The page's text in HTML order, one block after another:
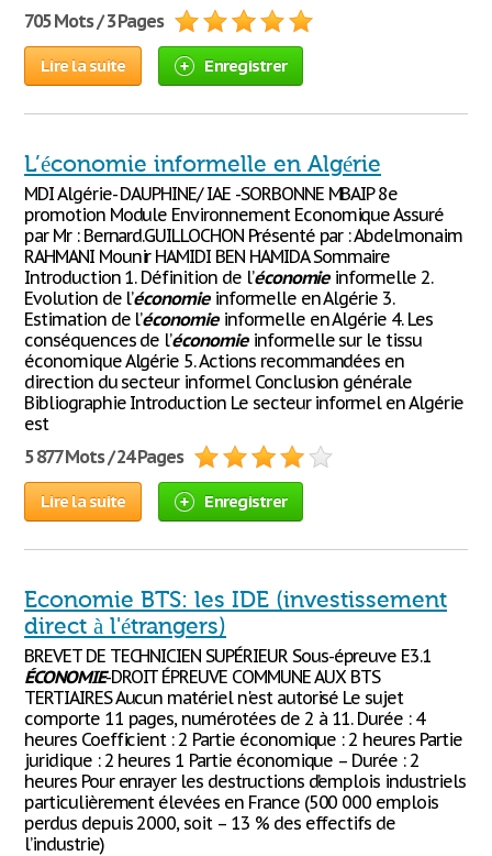
705 Mots / 3 Pages
Lire la suite Enregistrer
L’économie informelle en Algérie
MDI Algérie- DAUPHINE/ IAE -SORBONNE MBAIP 8e
promotion Module Environnement Economique Assuré
par Mr : Bernard.GUILLOCHON Présenté par : Abdelmonaim
RAHMANI Mounir HAMIDI BEN HAMIDA Sommaire
Introduction 1. Définition de l’économieinformelle 2.
Evolution de l’économieinformelle en Algérie 3.
Estimation de l’économieinformelle en Algérie 4. Les
conséquences de l’économieinformelle sur le tissu
économique Algérie 5. Actions recommandées en
direction du secteur informel Conclusion générale
Bibliographie Introduction Le secteur informel en Algérie
est
5 877 Mots / 24 Pages
Lire la suite Enregistrer
Economie BTS: les IDE (investissement
direct à l'étrangers)
BREVET DE TECHNICIEN SUPÉRIEUR Sous-épreuve E3.1
ÉCONOMIE-DROIT ÉPREUVE COMMUNE AUX BTS
TERTIAIRES Aucun matériel n'est autorisé Le sujet
comporte 11 pages, numérotées de 2 à 11. Durée : 4
heures Coefficient : 2 Partie économique : 2 heures Partie
juridique : 2 heures 1 Partie économique – Durée : 2
heures Pour enrayer les destructions d’emplois industriels
particulièrement élevées en France (500 000 emplois
perdus depuis 2000, soit – 13 % des effectifs de
l’industrie)